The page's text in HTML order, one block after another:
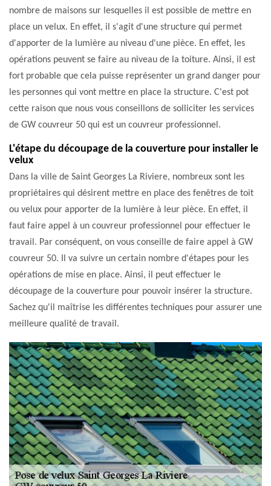
nombre de maisons sur lesquelles il est possible de mettre en
place un velux. En effet, il s'agit d'une structure qui permet
d'apporter de la lumière au niveau d'une pièce. En effet, les
opérations peuvent se faire au niveau de la toiture. Ainsi, il est
fort probable que cela puisse représenter un grand danger pour
les personnes qui vont mettre en place la structure. C'est pot
cette raison que nous vous conseillons de solliciter les services
de GW couvreur 50 qui est un couvreur professionnel.
L'étape du découpage de la couverture pour installer le
velux
Dans la ville de Saint Georges La Riviere, nombreux sont les
propriétaires qui désirent mettre en place des fenêtres de toit
ou velux pour apporter de la lumière à leur pièce. En effet, il
faut faire appel à un couvreur professionnel pour effectuer le
travail. Par conséquent, on vous conseille de faire appel à GW
couvreur 50. Il va suivre un certain nombre d'étapes pour les
opérations de mise en place. Ainsi, il peut effectuer le
découpage de la couverture pour pouvoir insérer la structure.
Sachez qu'il maîtrise les différentes techniques pour assurer une
meilleure qualité de travail.